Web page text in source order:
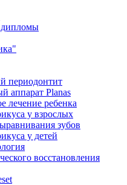
периодонтит
аппарат Planas
лечение ребенка
у взрослых
зубов
у детей
восстановления